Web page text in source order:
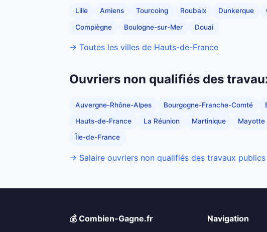
Lille Amiens Tourcoing Roubaix Dunkerque
Compiègne Boulogne-sur-Mer Douai
→ Toutes les villes de Hauts-de-France
Ouvriers non qualifiés des
Auvergne-Rhône-Alpes Bourgogne-Franche-Comté
Hauts-de-France La Réunion Martinique Mayotte
Île-de-France
→ Salaire ouvriers non qualifiés des travaux
💰 Combien-Gagne.fr
Navigation